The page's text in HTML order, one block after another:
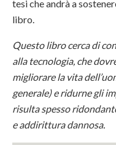
tesi che andrà a
libro.
Questo libro cerca di
alla tecnologia, che
migliorare la vita
generale) e ridurne gli
risulta spesso
e addirittura dannosa.